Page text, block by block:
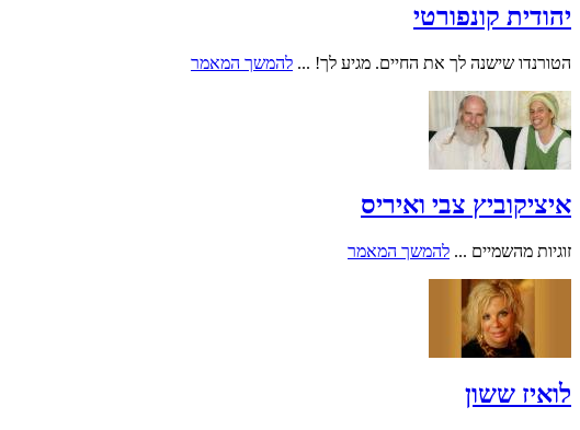
יהודית קונפורטי
הטורנדו שישנה לך את החיים. מגיע לך! ... להמשך המאמר
איציקוביץ צבי ואיריס
זוגיות מהשמיים ... להמשך המאמר
לואיז ששון